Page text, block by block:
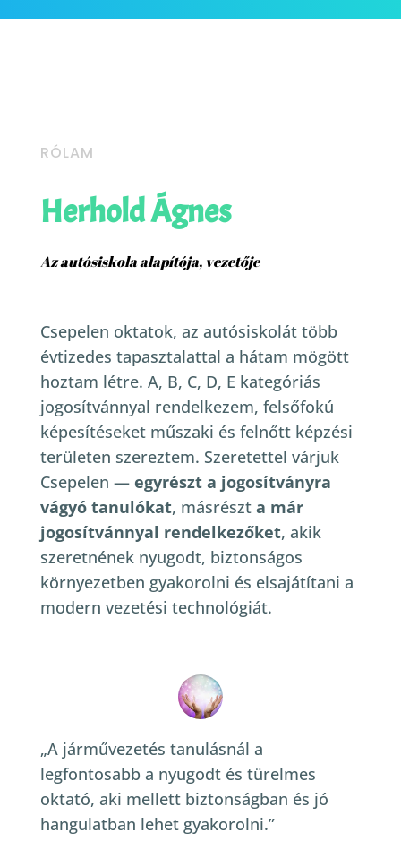
RÓLAM
Herhold Ágnes
Az autósiskola alapítója, vezetője
Csepelen oktatok, az autósiskolát több
évtizedes tapasztalattal a hátam mögött
hoztam létre. A, B, C, D, E kategóriás
jogosítvánnyal rendelkezem, felsőfokú
képesítéseket műszaki és felnőtt képzési
területen szereztem. Szeretettel várjuk
Csepelen — egyrészt a jogosítványra
vágyó tanulókat, másrészt a már
jogosítvánnyal rendelkezőket, akik
szeretnének nyugodt, biztonságos
környezetben gyakorolni és elsajátítani a
modern vezetési technológiát.
„A járművezetés tanulásnál a
legfontosabb a nyugodt és türelmes
oktató, aki mellett biztonságban és jó
hangulatban lehet gyakorolni.”